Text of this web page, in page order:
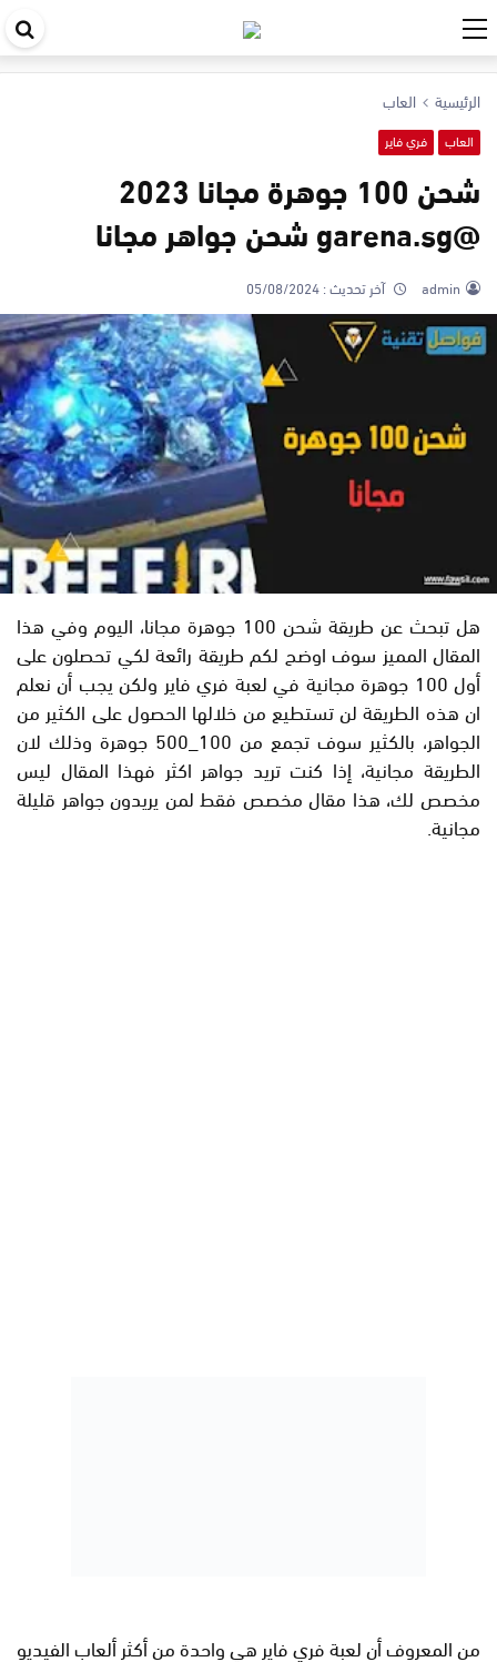
الرئيسية العاب
العاب فري فاير
شحن 100 جوهرة مجانا 2023
@garena.sg شحن جواهر مجانا
admin آخر تحديث :05/08/2024
هل تبحث عن طريقة شحن 100 جوهرة مجانا، اليوم وفي هذا
المقال المميز سوف اوضح لكم طريقة رائعة لكي تحصلون على
أول 100 جوهرة مجانية في لعبة فري فاير ولكن يجب أن نعلم
ان هذه الطريقة لن تستطيع من خلالها الحصول على الكثير من
الجواهر، بالكثير سوف تجمع من 100_500 جوهرة وذلك لان
الطريقة مجانية، إذا كنت تريد جواهر اكثر فهذا المقال ليس
مخصص لك، هذا مقال مخصص فقط لمن يريدون جواهر قليلة
مجانية.
من المعروف أن لعبة فري فاير هي واحدة من أكثر ألعاب الفيديو